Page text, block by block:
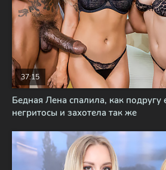
Бедная Лена спалила, как подругу
негритосы и захотела так же
37:15